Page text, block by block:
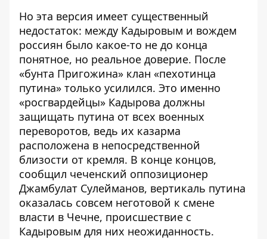
Но эта версия имеет существенный
недостаток: между Кадыровым и вождем
россиян было какое-то не до конца
понятное, но реальное доверие. После
«бунта Пригожина» клан «пехотинца
путина» только усилился. Это именно
«росгвардейцы» Кадырова должны
защищать путина от всех военных
переворотов, ведь их казарма
расположена в непосредственной
близости от кремля. В конце концов,
сообщил чеченский оппозиционер
Джамбулат Сулейманов, вертикаль путина
оказалась совсем неготовой к смене
власти в Чечне, происшествие с
Кадыровым для них неожиданность.